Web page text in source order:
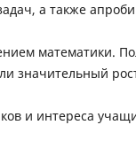
а также
математики.
значительный
и интереса